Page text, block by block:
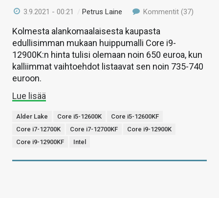
3.9.2021 - 00:21 /Petrus Laine Kommentit (37)
Kolmesta alankomaalaisesta kaupasta
edullisimman mukaan huippumalli Core i9-
12900K:n hinta tulisi olemaan noin 650 euroa, kun
kalliimmat vaihtoehdot listaavat sen noin 735-740
euroon.
Lue lisää
Alder Lake Core i5-12600K
Core i5-12600KF
Core i7-12700K
Core i7-12700KF
Core i9-12900K
Core i9-12900KF
Intel